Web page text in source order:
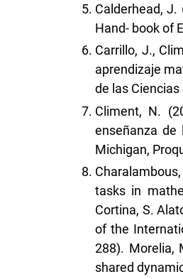
Calderhead, J.
Hand- book of
Carrillo, J.,
aprendizaje
de las Ciencias
Climent, N.
enseñanza de
Michigan,
tasks in
Cortina, S.
of the
288). Morelia,
shared